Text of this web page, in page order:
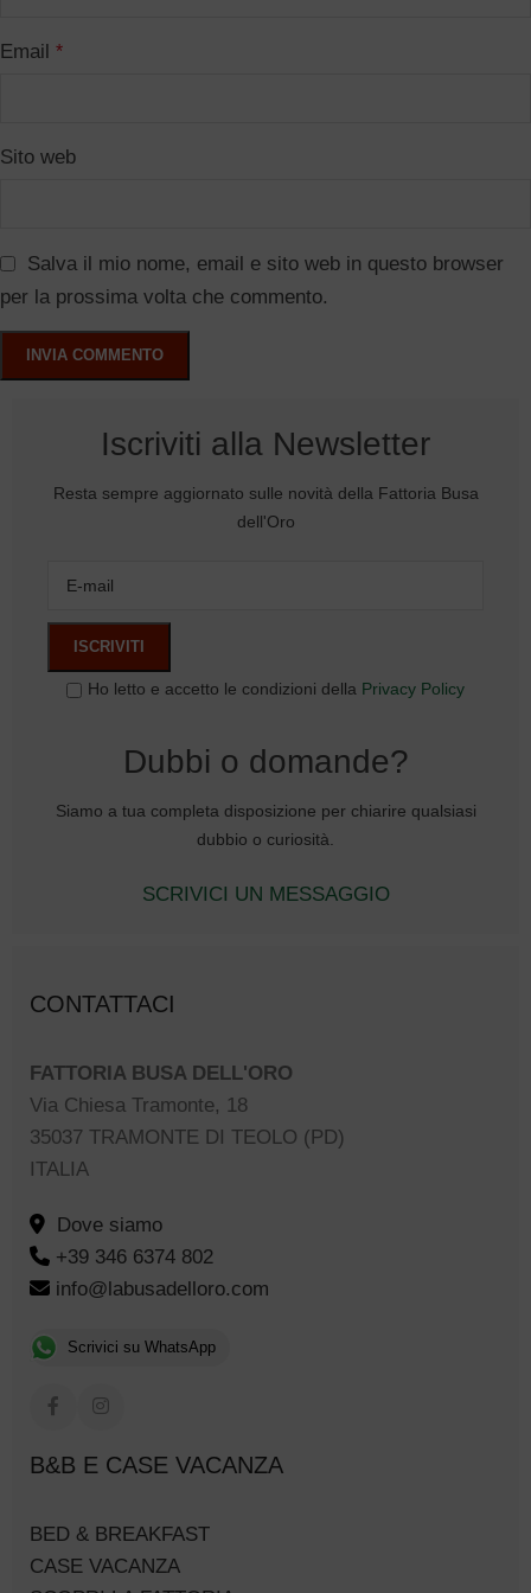
Email *
Sito web
Salva il mio nome, email e sito web in questo browser
per la prossima volta che commento.
Iscriviti alla Newsletter
Resta sempre aggiornato sulle novità della Fattoria Busa
dell'Oro
Ho letto e accetto le condizioni della Privacy Policy
Dubbi o domande?
Siamo a tua completa disposizione per chiarire qualsiasi
dubbio o curiosità.
SCRIVICI UN MESSAGGIO
CONTATTACI
FATTORIA BUSA DELL'ORO
Via Chiesa Tramonte, 18
35037 TRAMONTE DI TEOLO (PD)
ITALIA
Dove siamo
+39 346 6374 802
info@labusadelloro.com
Scrivici su WhatsApp
B&B E CASE VACANZA
BED & BREAKFAST
CASE VACANZA